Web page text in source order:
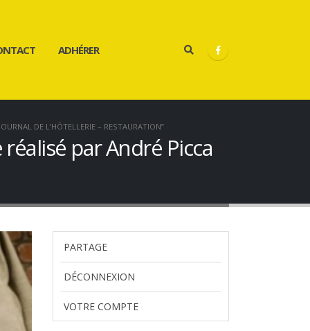
ADHÉRER
DE L’HÔTELLERIE – RESTAURATION”
par André Picca
PARTAGE
DÉCONNEXION
VOTRE COMPTE